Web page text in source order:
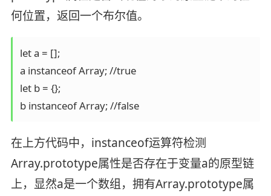
何位置，返回一个布尔值。
let a = [];
a instanceof Array; //true
let b = {};
b instanceof Array; //false
在上方代码中，instanceof运算符检测
Array.prototype属性是否存在于变量a的原型链
上，显然a是一个数组，拥有Array.prototype属